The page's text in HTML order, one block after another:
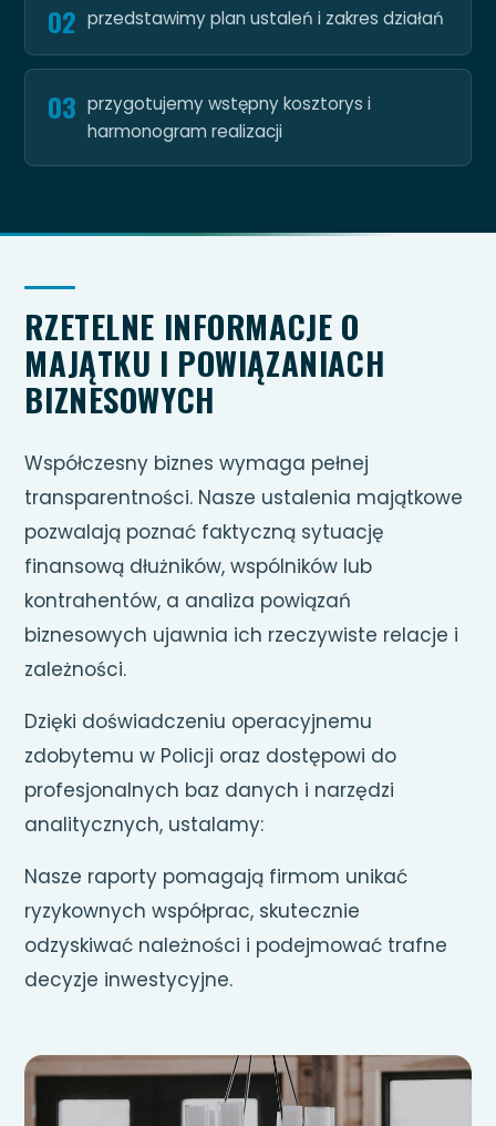
02 przedstawimy plan ustaleń i zakres działań
03 przygotujemy wstępny kosztorys i
harmonogram realizacji
RZETELNE INFORMACJE O
MAJĄTKU I POWIĄZANIACH
BIZNESOWYCH
Współczesny biznes wymaga pełnej
transparentności. Nasze ustalenia majątkowe
pozwalają poznać faktyczną sytuację
finansową dłużników, wspólników lub
kontrahentów, a analiza powiązań
biznesowych ujawnia ich rzeczywiste relacje i
zależności.
Dzięki doświadczeniu operacyjnemu
zdobytemu w Policji oraz dostępowi do
profesjonalnych baz danych i narzędzi
analitycznych, ustalamy:
Nasze raporty pomagają firmom unikać
ryzykownych współprac, skutecznie
odzyskiwać należności i podejmować trafne
decyzje inwestycyjne.